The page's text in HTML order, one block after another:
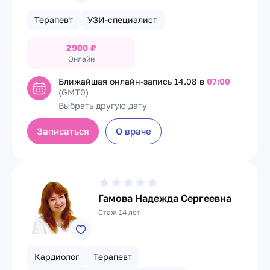
Терапевт УЗИ-специалист
2900 ₽
Онлайн
Ближайшая онлайн-запись 14.08 в 07:00
(GMT0)
Выбрать другую дату
Записаться О враче
Гамова Надежда Сергеевна
Стаж 14 лет
Кардиолог
Терапевт